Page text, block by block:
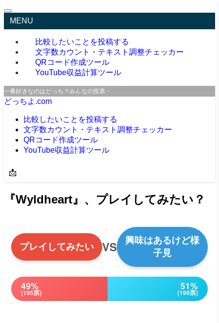
MENU
比較したいことを投稿する
文字数カウント・テキスト調整チェッカー
QRコード作成ツール
YouTube収益計算ツール
一番好きなのはどっち？みんなの投票・口コミサイト
どっちよ.com
比較したいことを投稿する
文字数カウント・テキスト調整チェッカー
QRコード作成ツール
YouTube収益計算ツール
📩
『Wyldheart』、プレイしてみたい？
プレイしてみたい VS
興味はあるけど様
子見
49%
(195票)
51%
(199票)